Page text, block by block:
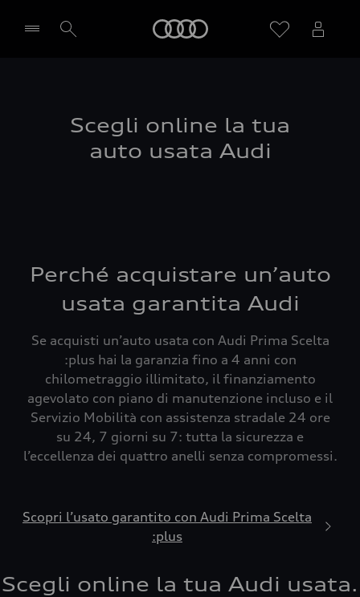
Scegli online la tua
auto usata Audi
Perché acquistare un’auto
usata garantita Audi
Se acquisti un’auto usata con Audi Prima Scelta
:plus hai la garanzia fino a 4 anni con
chilometraggio illimitato, il finanziamento
agevolato con piano di manutenzione incluso e il
Servizio Mobilità con assistenza stradale 24 ore
su 24, 7 giorni su 7: tutta la sicurezza e
l’eccellenza dei quattro anelli senza compromessi.
Scopri l’usato garantito con Audi Prima Scelta
:plus
Scegli online la tua Audi usata.